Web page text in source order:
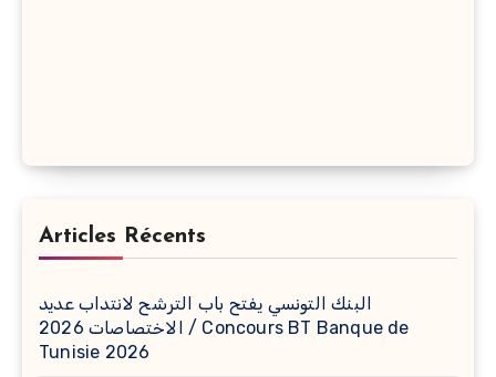
Articles Récents
البنك التونسي يفتح باب الترشح لانتداب عديد
الاختصاصات 2026 / Concours BT Banque de
Tunisie 2026